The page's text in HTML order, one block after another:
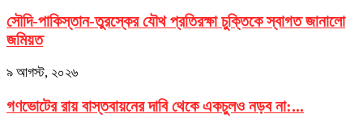
সৌদি-পাকিস্তান-তুরস্কের যৌথ প্রতিরক্ষা চুক্তিকে স্বাগত জানালো
জমিয়ত
৯ আগস্ট, ২০২৬
গণভোটের রায় বাস্তবায়নের দাবি থেকে একচুলও নড়ব না:...